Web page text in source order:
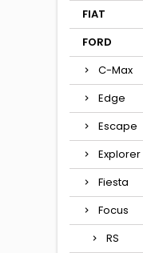
FIAT
FORD
C-Max
Edge
Escape
Explorer
Fiesta
Focus
RS